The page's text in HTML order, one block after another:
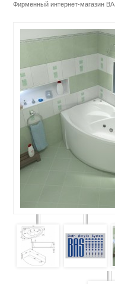
Фирменный интернет-магазин